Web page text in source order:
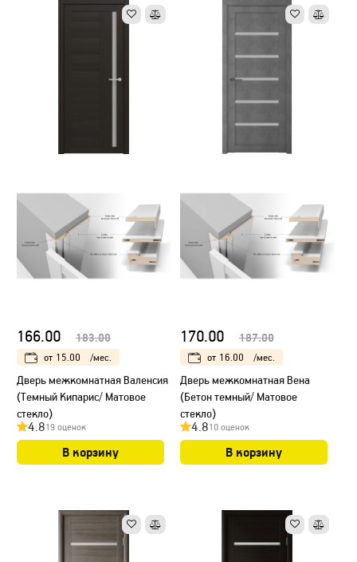
166.00 183.00
от 15.00 /мес.
Дверь межкомнатная Валенсия
(Темный Кипарис/ Матовое
стекло)
4.819 оценок
В корзину
170.00 187.00
от 16.00 /мес.
Дверь межкомнатная Вена
(Бетон темный/ Матовое
стекло)
4.810 оценок
В корзину